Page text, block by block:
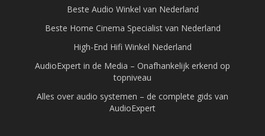
Beste Audio Winkel van Nederland
Beste Home Cinema Specialist van Nederland
High-End Hifi Winkel Nederland
AudioExpert in de Media – Onafhankelijk erkend op
topniveau
Alles over audio systemen – de complete gids van
AudioExpert